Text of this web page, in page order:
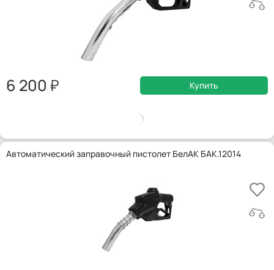
6 200 Купить
Автоматический заправочный пистолет БелАК БАК.12014